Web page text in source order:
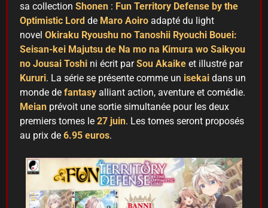
sa collection Shonen : Fun Territory Defense by the
Optimistic Lord de Maro Aoiro adapté du light
novel Okiraku Ryoushu no Tanoshii Ryouchi Bouei:
Seisan-kei Majutsu de Na mo na Kimura wo Saikyou
no Jousai Toshi ni écrit parSou Akaike et illustré par
Kururi. La série se présente comme un isekai dans un
monde de fantasy alliant action, aventure et comédie.
Meian prévoit une sortie simultanée pour les deux
premiers tomes le 27 juin. Les tomes seront proposés
au prix de 6.95 euros.